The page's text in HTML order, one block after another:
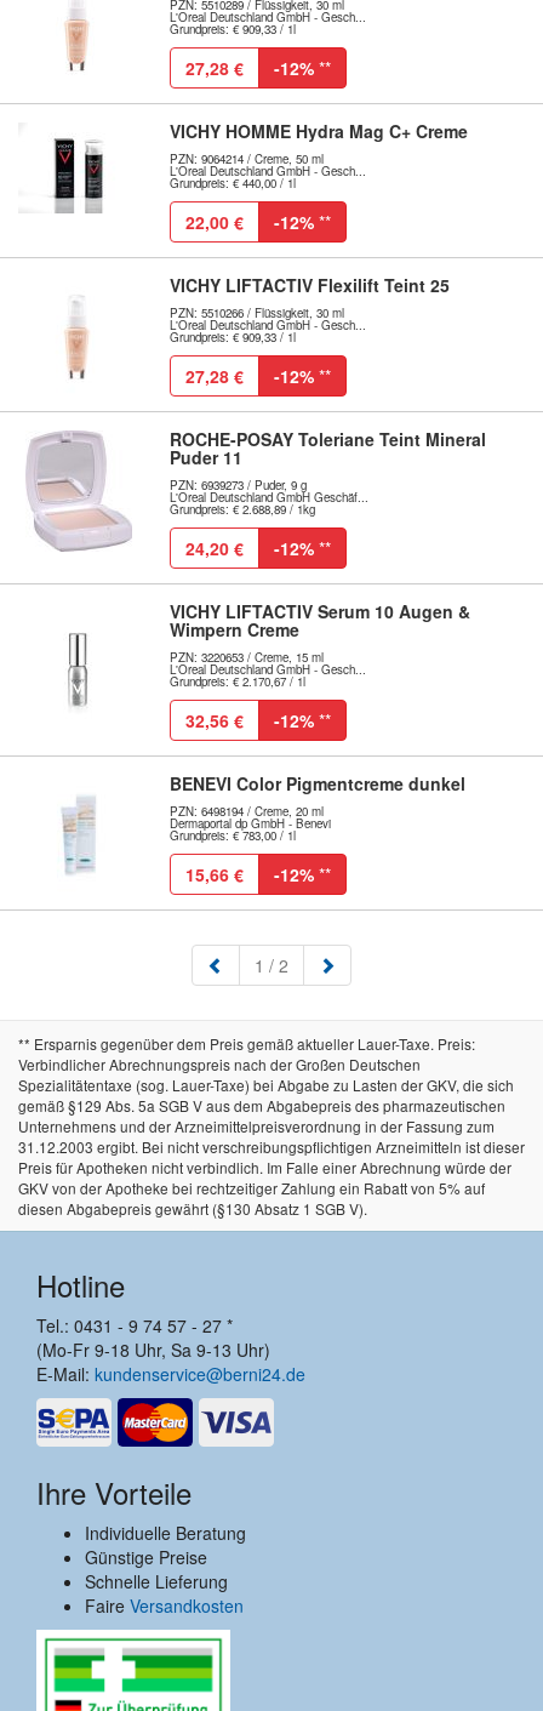
PZN: 5510289 / Flüssigkeit, 30 ml
L'Oreal Deutschland GmbH - Gesch...
Grundpreis: € 909,33 / 1l
27,28 € -12% **
VICHY HOMME Hydra Mag C+ Creme
PZN: 9064214 / Creme, 50 ml
L'Oreal Deutschland GmbH - Gesch...
Grundpreis: € 440,00 / 1l
22,00 € -12% **
VICHY LIFTACTIV Flexilift Teint 25
PZN: 5510266 / Flüssigkeit, 30 ml
L'Oreal Deutschland GmbH - Gesch...
Grundpreis: € 909,33 / 1l
27,28 € -12% **
ROCHE-POSAY Toleriane Teint Mineral
Puder 11
PZN: 6939273 / Puder, 9 g
L'Oreal Deutschland GmbH Geschäf...
Grundpreis: € 2.688,89 / 1kg
24,20 € -12% **
VICHY LIFTACTIV Serum 10 Augen &
Wimpern Creme
PZN: 3220653 / Creme, 15 ml
L'Oreal Deutschland GmbH - Gesch...
Grundpreis: € 2.170,67 / 1l
32,56 € -12% **
BENEVI Color Pigmentcreme dunkel
PZN: 6498194 / Creme, 20 ml
Dermaportal dp GmbH - Benevi
Grundpreis: € 783,00 / 1l
15,66 € -12% **
1 (aktuell)
/ 2
** Ersparnis gegenüber dem Preis gemäß aktueller Lauer-Taxe. Preis:
Verbindlicher Abrechnungspreis nach der Großen Deutschen
Spezialitätentaxe (sog. Lauer-Taxe) bei Abgabe zu Lasten der GKV, die sich
gemäß §129 Abs. 5a SGB V aus dem Abgabepreis des pharmazeutischen
Unternehmens und der Arzneimittelpreisverordnung in der Fassung zum
31.12.2003 ergibt. Bei nicht verschreibungspflichtigen Arzneimitteln ist dieser
Preis für Apotheken nicht verbindlich. Im Falle einer Abrechnung würde der
GKV von der Apotheke bei rechtzeitiger Zahlung ein Rabatt von 5% auf
diesen Abgabepreis gewährt (§130 Absatz 1 SGB V).
Hotline
Tel.: 0431 - 9 74 57 - 27 *
(Mo-Fr 9-18 Uhr, Sa 9-13 Uhr)
E-Mail: kundenservice@berni24.de
Ihre Vorteile
Individuelle Beratung
Günstige Preise
Schnelle Lieferung
Faire Versandkosten